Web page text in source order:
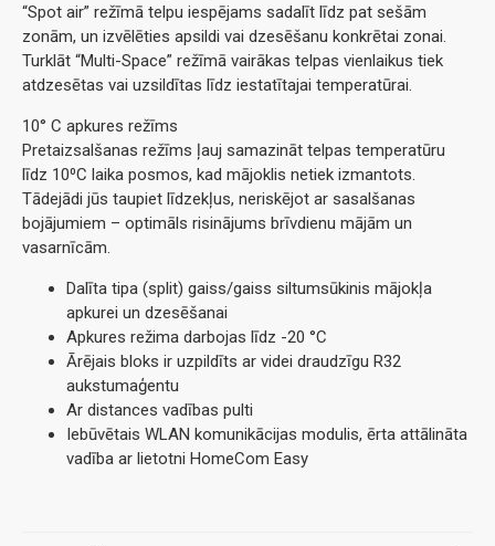
“Spot air” režīmā telpu iespējams sadalīt līdz pat sešām
zonām, un izvēlēties apsildi vai dzesēšanu konkrētai zonai.
Turklāt “Multi-Space” režīmā vairākas telpas vienlaikus tiek
atdzesētas vai uzsildītas līdz iestatītajai temperatūrai.
10° C apkures režīms
Pretaizsalšanas režīms ļauj samazināt telpas temperatūru
līdz 10⁰C laika posmos, kad mājoklis netiek izmantots.
Tādejādi jūs taupiet līdzekļus, neriskējot ar sasalšanas
bojājumiem – optimāls risinājums brīvdienu mājām un
vasarnīcām.
Dalīta tipa (split) gaiss/gaiss siltumsūkinis mājokļa
apkurei un dzesēšanai
Apkures režima darbojas līdz -20 °C
Ārējais bloks ir uzpildīts ar videi draudzīgu R32
aukstumaģentu
Ar distances vadības pulti
Iebūvētais WLAN komunikācijas modulis, ērta attālināta
vadība ar lietotni HomeCom Easy